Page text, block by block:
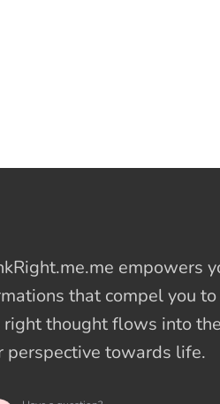
empowers
that compel you
right thought flows into
perspective towards life.